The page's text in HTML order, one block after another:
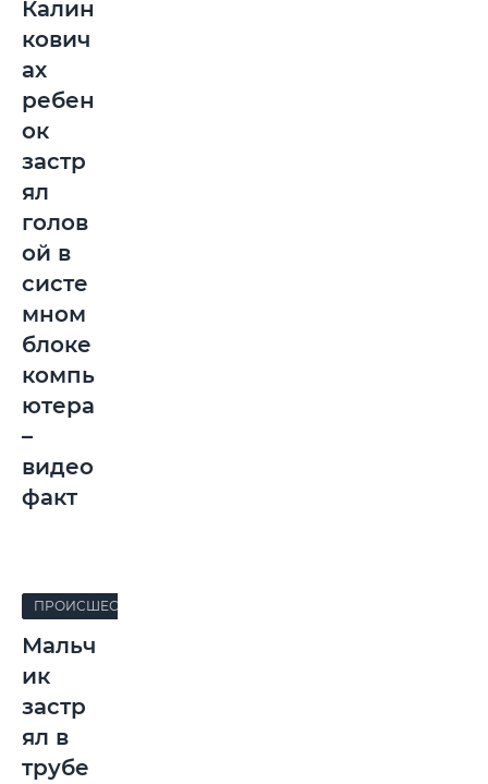
Калин
кович
ах
ребен
ок
застр
ял
голов
ой в
систе
мном
блоке
компь
ютера
–
видео
факт
ПРОИСШЕСТВИЯ
Мальч
ик
застр
ял в
трубе